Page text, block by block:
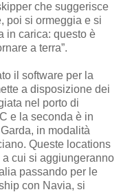
che suggerisce
poi si ormeggia e si
in carica: questo è
a terra”.
il software per la
a disposizione dei
nel porto di
e la seconda è in
in modalità
Queste locations
cui si aggiungeranno
passando per le
con Navia, si